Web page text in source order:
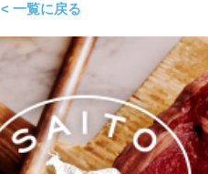
< 一覧に戻る